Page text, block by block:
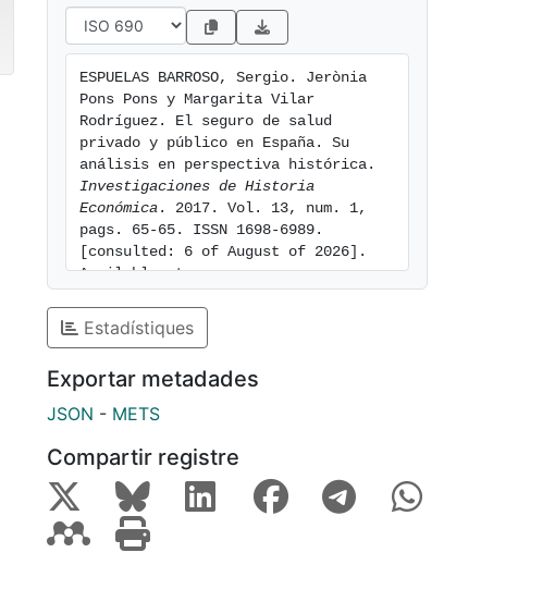
ESPUELAS BARROSO, Sergio. Jerònia
Pons Pons y Margarita Vilar
Rodríguez. El seguro de salud
privado y público en España. Su
Investigaciones de Historia
Económica . 2017. Vol. 13, num. 1,
pags. 65-65. ISSN 1698-6989.
[consulted: 6 of August of 2026].
Available at:
Estadístiques
Exportar metadades
JSON - METS
Compartir registre